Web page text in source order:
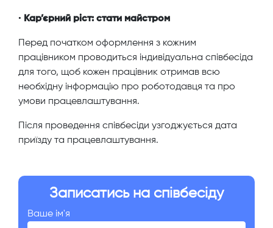
• Кар’єрний ріст: стати майстром
Перед початком оформлення з кожним
працівником проводиться індивідуальна співбесіда
для того, щоб кожен працівник отримав всю
необхідну інформацію про роботодавця та про
умови працевлаштування.
Після проведення співбесіди узгоджується дата
приїзду та працевлаштування.
Записатись на співбесіду
Ваше ім'я